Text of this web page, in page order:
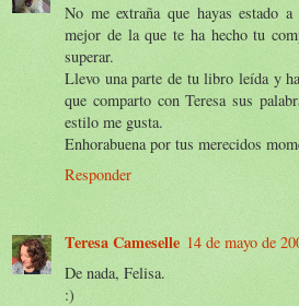
No me extraña que hayas estado
mejor de la que te ha hecho tu
superar.
Llevo una parte de tu libro leída y
que comparto con Teresa sus
estilo me gusta.
Enhorabuena por tus merecidos
Responder
Teresa Cameselle 14 de mayo de
De nada, Felisa.
:)